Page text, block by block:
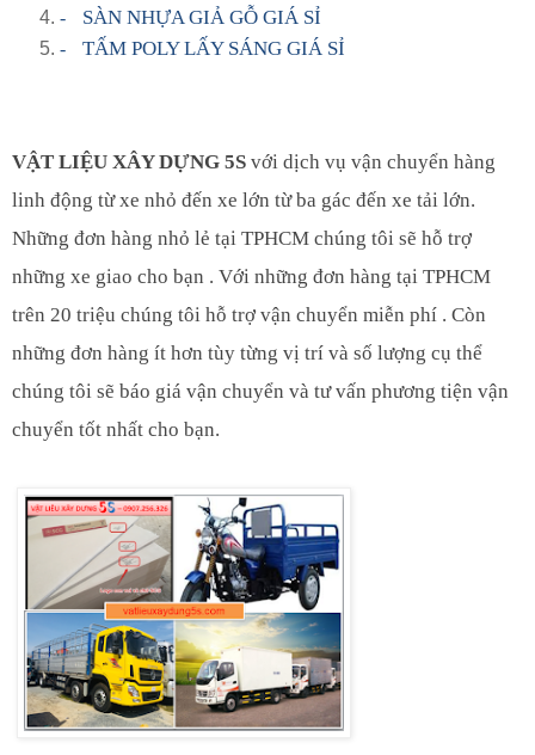
- SÀN NHỰA GIẢ GỖ GIÁ SỈ
- TẤM POLY LẤY SÁNG GIÁ SỈ
VẬT LIỆU XÂY DỰNG 5S với dịch vụ vận chuyển hàng
linh động từ xe nhỏ đến xe lớn từ ba gác đến xe tải lớn.
Những đơn hàng nhỏ lẻ tại TPHCM chúng tôi sẽ hỗ trợ
những xe giao cho bạn . Với những đơn hàng tại TPHCM
trên 20 triệu chúng tôi hỗ trợ vận chuyển miễn phí . Còn
những đơn hàng ít hơn tùy từng vị trí và số lượng cụ thể
chúng tôi sẽ báo giá vận chuyển và tư vấn phương tiện vận
chuyển tốt nhất cho bạn.